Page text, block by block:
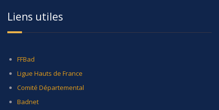
Liens utiles
FFBad
Ligue Hauts de France
Comité Départemental
Badnet